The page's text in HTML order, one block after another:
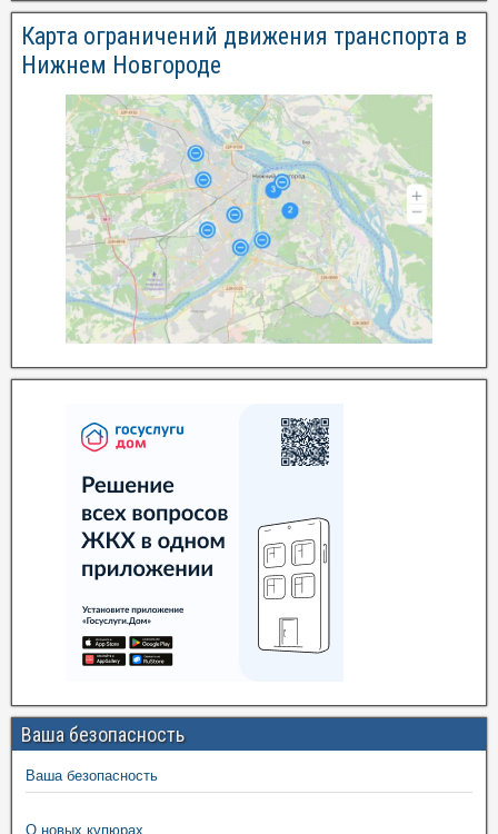
Карта ограничений движения транспорта в
Нижнем Новгороде
Ваша безопасность
Ваша безопасность
О новых купюрах